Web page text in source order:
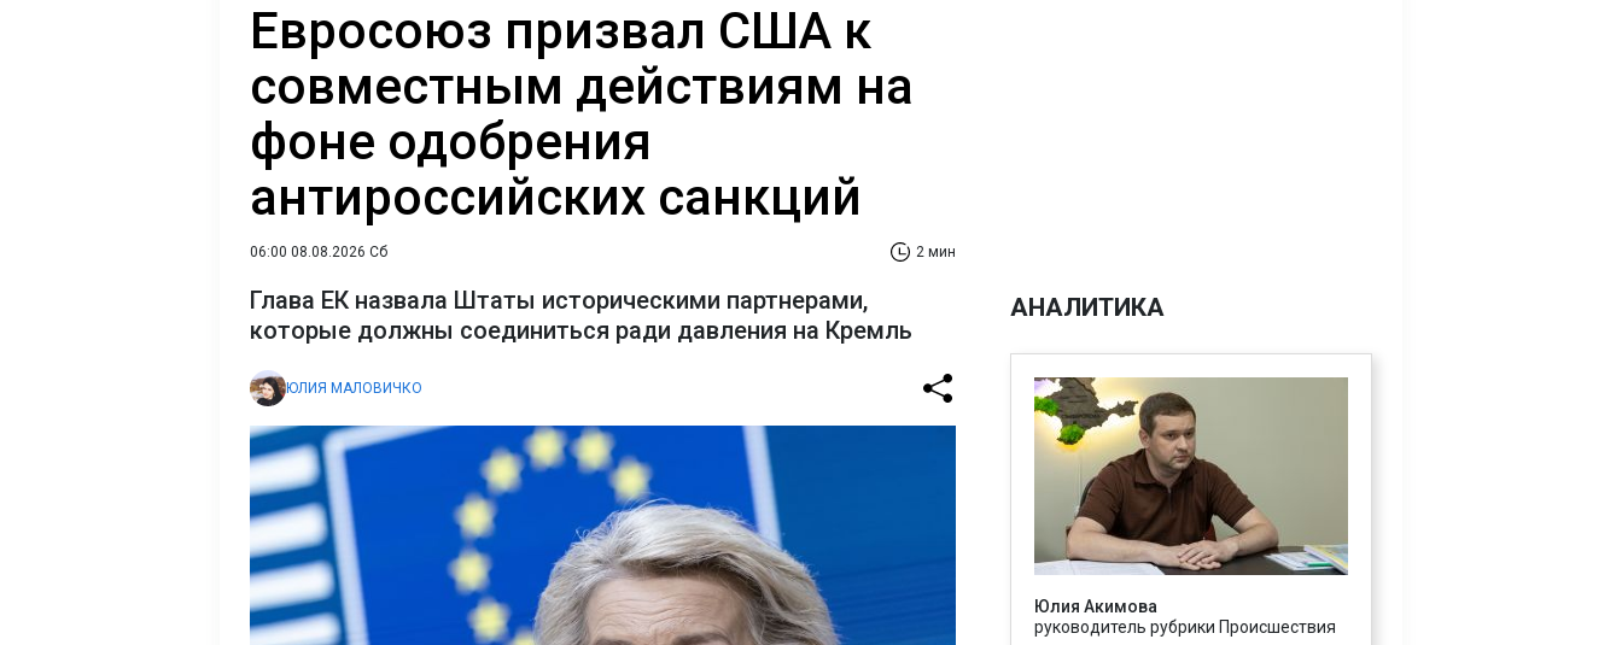
Евросоюз призвал США к
совместным действиям на
фоне одобрения
антироссийских санкций
06:00 08.08.2026 Сб 2 мин
Глава ЕК назвала Штаты историческими партнерами,
которые должны соединиться ради давления на Кремль
ЮЛИЯ МАЛОВИЧКО
АНАЛИТИКА
Юлия Акимова
руководитель рубрики Происшествия